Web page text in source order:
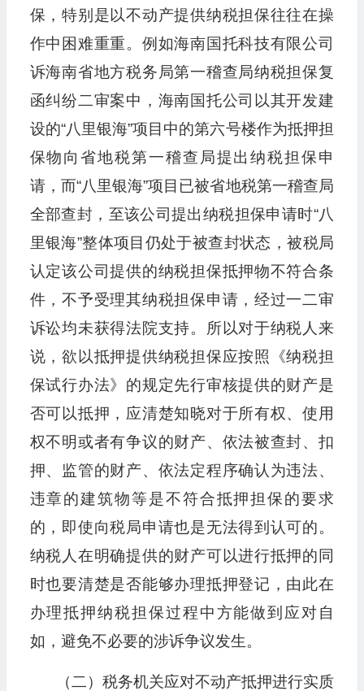
保，特别是以不动产提供纳税担保往往在操
作中困难重重。例如海南国托科技有限公司
诉海南省地方税务局第一稽查局纳税担保复
函纠纷二审案中，海南国托公司以其开发建
设的“八里银海”项目中的第六号楼作为抵押担
保物向省地税第一稽查局提出纳税担保申
请，而“八里银海”项目已被省地税第一稽查局
全部查封，至该公司提出纳税担保申请时“八
里银海”整体项目仍处于被查封状态，被税局
认定该公司提供的纳税担保抵押物不符合条
件，不予受理其纳税担保申请，经过一二审
诉讼均未获得法院支持。所以对于纳税人来
说，欲以抵押提供纳税担保应按照《纳税担
保试行办法》的规定先行审核提供的财产是
否可以抵押，应清楚知晓对于所有权、使用
权不明或者有争议的财产、依法被查封、扣
押、监管的财产、依法定程序确认为违法、
违章的建筑物等是不符合抵押担保的要求
的，即使向税局申请也是无法得到认可的。
纳税人在明确提供的财产可以进行抵押的同
时也要清楚是否能够办理抵押登记，由此在
办理抵押纳税担保过程中方能做到应对自
如，避免不必要的涉诉争议发生。
（二）税务机关应对不动产抵押进行实质